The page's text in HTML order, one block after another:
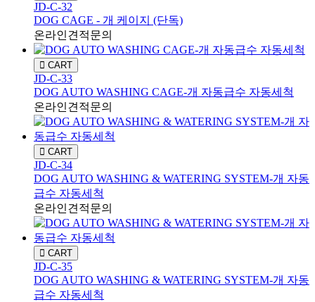
JD-C-32
DOG CAGE - 개 케이지 (단독)
온라인견적문의
CART
JD-C-33
DOG AUTO WASHING CAGE-개 자동급수 자동세척
온라인견적문의
CART
JD-C-34
DOG AUTO WASHING & WATERING SYSTEM-개 자동
급수 자동세척
온라인견적문의
CART
JD-C-35
DOG AUTO WASHING & WATERING SYSTEM-개 자동
급수 자동세척